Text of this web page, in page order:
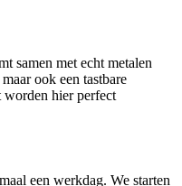
samen met echt metalen
ook een tastbare
hier perfect
een werkdag. We starten